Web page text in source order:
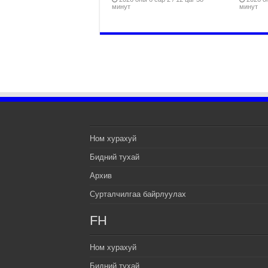
минут
минут
Ном хурахуй
Бидний тухай
Архив
Сурталчилгаа байрлуулах
FH
Ном хурахуй
Бидний тухай